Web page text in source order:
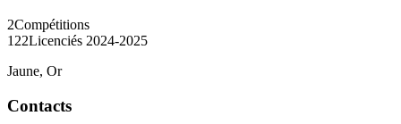
2Compétitions
122Licenciés 2024-2025
Jaune, Or
Contacts